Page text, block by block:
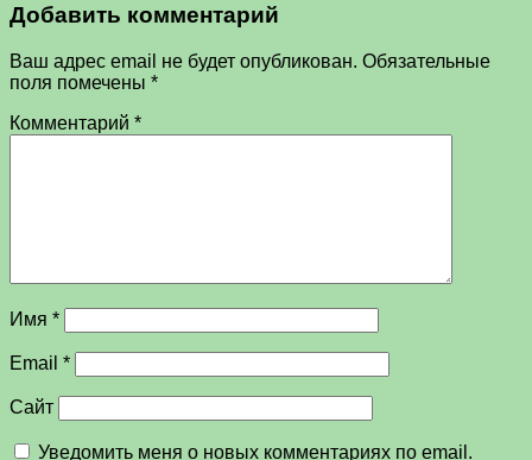
Добавить комментарий
Ваш адрес email не будет опубликован. Обязательные
поля помечены *
Комментарий *
Имя *
Email *
Сайт
Уведомить меня о новых комментариях по email.